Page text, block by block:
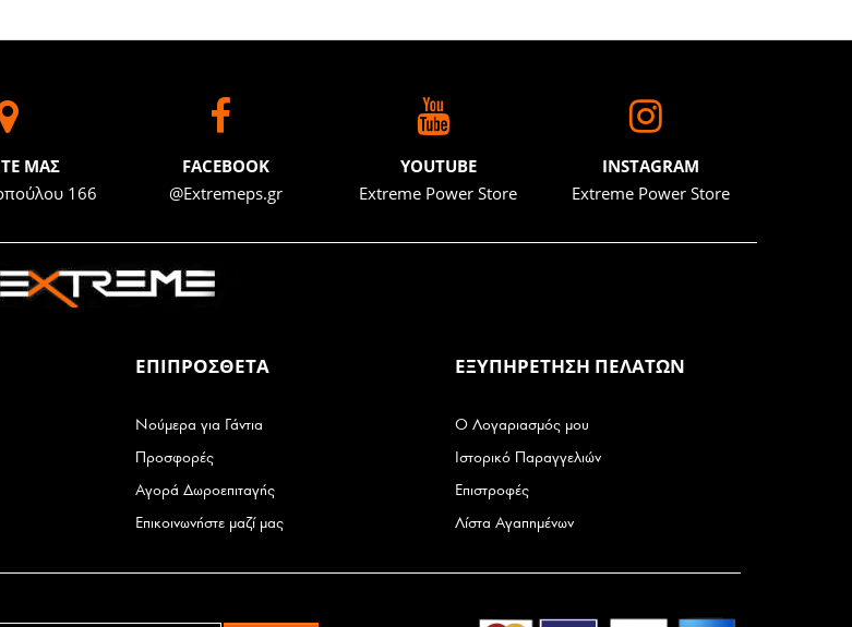
ΜΑΣ
166
FACEBOOK
@Extremeps.gr
YOUTUBE
Extreme Power Store
INSTAGRAM
Extreme Power Store
ΕΠΙΠΡΟΣΘΕΤΑ
Νούμερα για Γάντια
Προσφορές
Αγορά Δωροεπιταγής
Επικοινωνήστε μαζί μας
ΕΞΥΠΗΡΕΤΗΣΗ ΠΕΛΑΤΩΝ
Ο Λογαριασμός μου
Ιστορικό Παραγγελιών
Επιστροφές
Λίστα Αγαπημένων